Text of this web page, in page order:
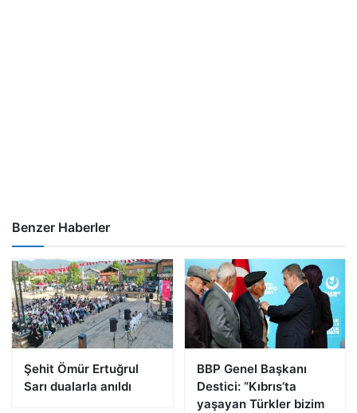
Benzer Haberler
Şehit Ömür Ertuğrul
Sarı dualarla anıldı
BBP Genel Başkanı
Destici: “Kıbrıs’ta
yaşayan Türkler bizim